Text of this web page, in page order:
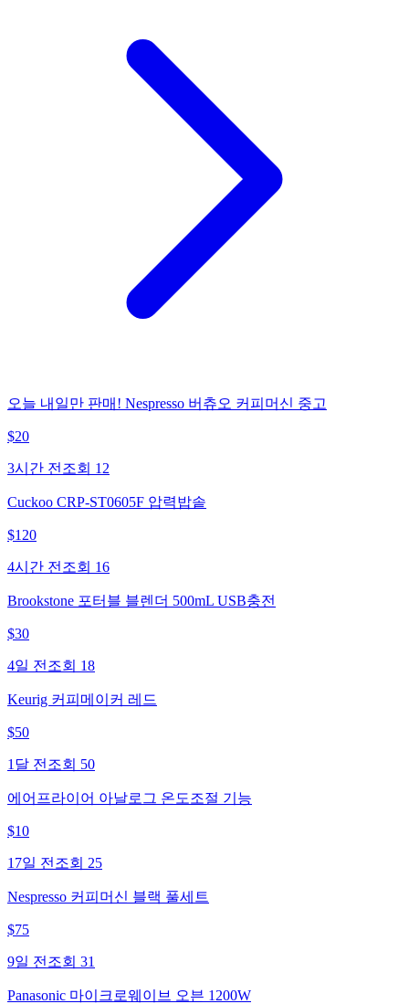
오늘 내일만 판매! Nespresso 버츄오 커피머신 중고
$20
3시간 전 조회 12
Cuckoo CRP-ST0605F 압력밥솥
$120
4시간 전 조회 16
Brookstone 포터블 블렌더 500mL USB충전
$30
4일 전 조회 18
Keurig 커피메이커 레드
$50
1달 전 조회 50
에어프라이어 아날로그 온도조절 기능
$10
17일 전 조회 25
Nespresso 커피머신 블랙 풀세트
$75
9일 전 조회 31
Panasonic 마이크로웨이브 오븐 1200W